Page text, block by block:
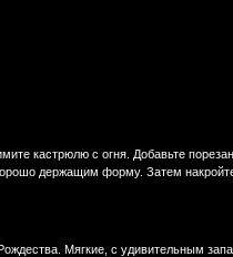
кастрюлю с огня. Добавьте
держащим форму. Затем
Мягкие, с удивительным